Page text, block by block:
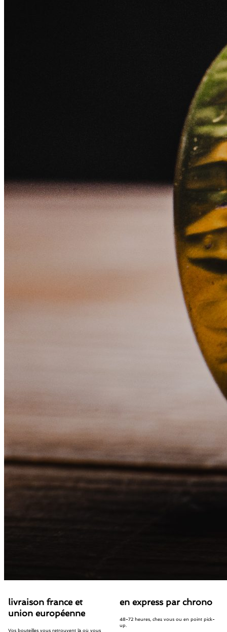
livraison france et
union européenne
Vos bouteilles vous retrouvent là où vous
en express par chrono
48-72 heures, chez vous ou en point pick-
up.